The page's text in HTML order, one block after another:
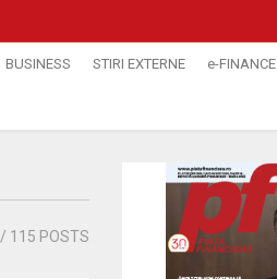
BUSINESS STIRI EXTERNE e-FINANCE
/ 115 POSTS